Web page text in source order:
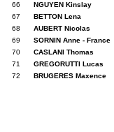
66
NGUYEN Kinslay
67
BETTON Lena
68
AUBERT Nicolas
69
SORNIN Anne - France
70
CASLANI Thomas
71
GREGORUTTI Lucas
72
BRUGERES Maxence